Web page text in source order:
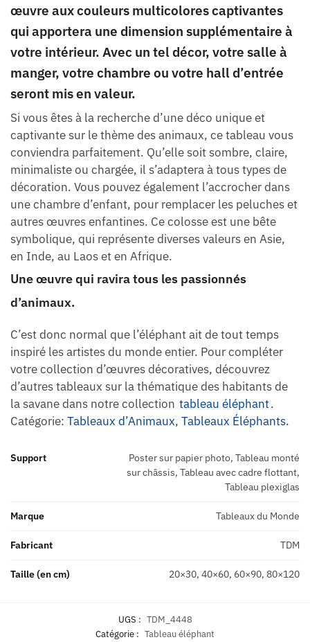
œuvre aux couleurs multicolores captivantes
qui apportera une dimension supplémentaire à
votre intérieur. Avec un tel décor, votre salle à
manger, votre chambre ou votre hall d’entrée
seront mis en valeur.
Si vous êtes à la recherche d’une déco unique et
captivante sur le thème des animaux, ce tableau vous
conviendra parfaitement. Qu’elle soit sombre, claire,
minimaliste ou chargée, il s’adaptera à tous types de
décoration. Vous pouvez également l’accrocher dans
une chambre d’enfant, pour remplacer les peluches et
autres œuvres enfantines. Ce colosse est une bête
symbolique, qui représente diverses valeurs en Asie,
en Inde, au Laos et en Afrique.
Une œuvre qui ravira tous les passionnés
d’animaux.
C’est donc normal que l’éléphant ait de tout temps
inspiré les artistes du monde entier. Pour compléter
votre collection d’œuvres décoratives, découvrez
d’autres tableaux sur la thématique des habitants de
la savane dans notre collection tableau éléphant.
Catégorie: Tableaux d’Animaux, Tableaux Éléphants.
Support
Poster sur papier photo, Tableau monté
sur châssis, Tableau avec cadre flottant,
Tableau plexiglas
Marque Tableaux du Monde
Fabricant TDM
Taille (en cm) 20×30, 40×60, 60×90, 80×120
UGS : TDM_4448
Catégorie : Tableau éléphant